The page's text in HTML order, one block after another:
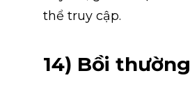
thể truy cập.
14) Bồi thường